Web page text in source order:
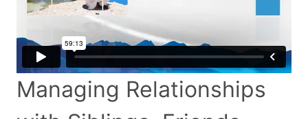
Managing Relationships